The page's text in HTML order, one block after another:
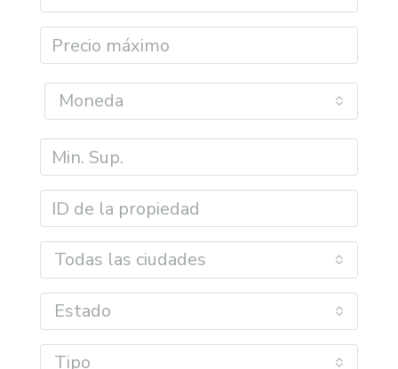
Moneda
Todas las ciudades
Estado
Tipo